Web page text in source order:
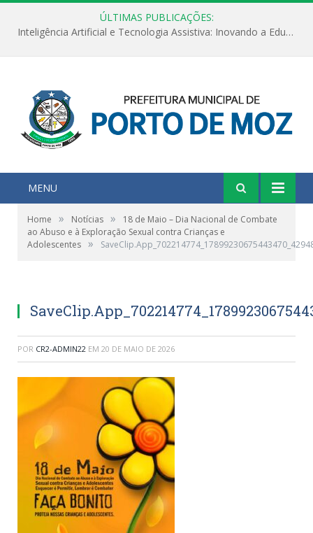
ÚLTIMAS PUBLICAÇÕES:
Inteligência Artificial e Tecnologia Assistiva: Inovando a Educação Especial e Inclusiva
MENU
Home » Notícias »
18 de Maio – Dia Nacional de Combate
ao Abuso e à Exploração Sexual contra Crianças e
Adolescentes »
POR CR2-ADMIN22 EM 20 DE MAIO DE 2026